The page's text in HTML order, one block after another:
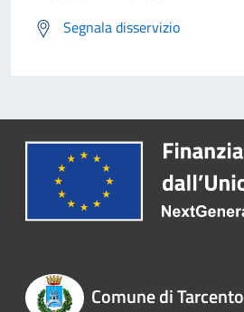
Segnala disservizio
Comune di Tarcento